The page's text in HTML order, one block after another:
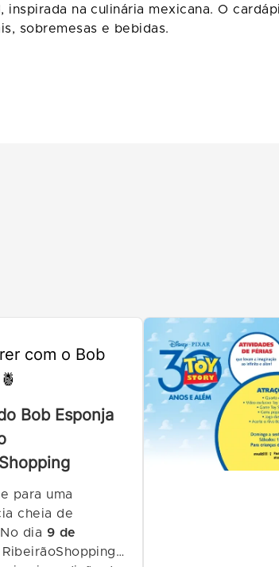
na culinária mexicana. O
sobremesas e bebidas.
com o Bob
Bob Esponja
para uma
cheia de
dia 9 de